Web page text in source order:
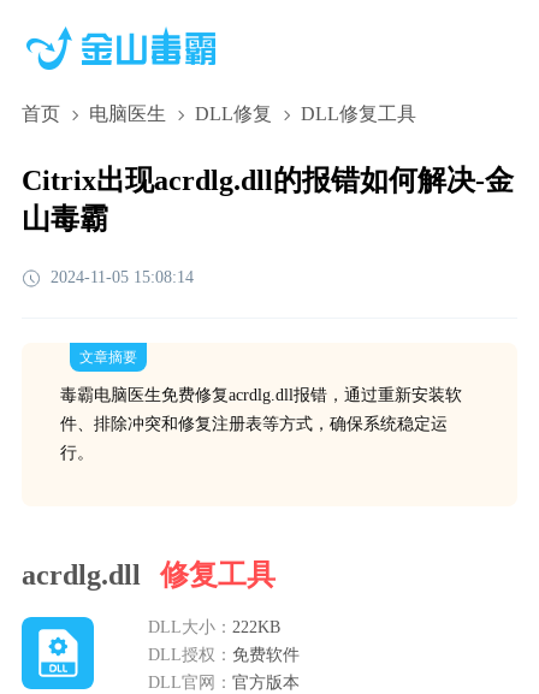
首页 电脑医生 DLL修复 DLL修复工具
Citrix出现acrdlg.dll的报错如何解决-金
山毒霸
2024-11-05 15:08:14
文章摘要
毒霸电脑医生免费修复acrdlg.dll报错，通过重新安装软
件、排除冲突和修复注册表等方式，确保系统稳定运
行。
acrdlg.dll 修复工具
DLL大小： 222KB
DLL授权： 免费软件
DLL官网： 官方版本